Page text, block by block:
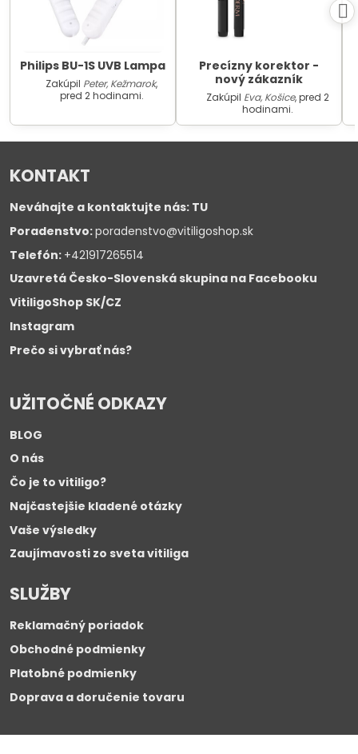
Philips BU-1S UVB Lampa
Zakúpil Peter, Kežmarok,
pred 2 hodinami.
Precízny korektor -
nový zákazník
Zakúpil Eva, Košice, pred 2
hodinami.
KONTAKT
Neváhajte a kontaktujte nás: TU
Poradenstvo:poradenstvo@vitiligoshop.sk
Telefón: +421917265514
Uzavretá Česko-Slovenská skupina na Facebooku
VitiligoShop SK/CZ
Instagram
Prečo si vybrať nás?
UŽITOČNÉ ODKAZY
BLOG
O nás
Čo je to vitiligo?
Najčastejšie kladené otázky
Vaše výsledky
Zaujímavosti zo sveta vitiliga
SLUŽBY
Reklamačný poriadok
Obchodné podmienky
Platobné podmienky
Doprava a doručenie tovaru